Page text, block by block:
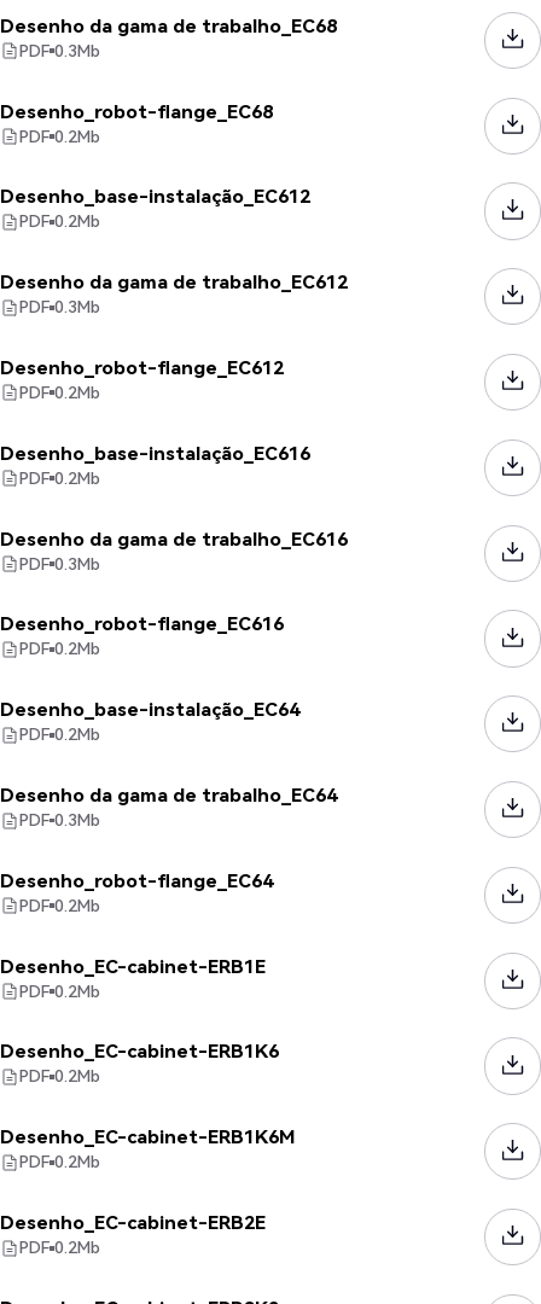
Desenho da gama de trabalho_EC68
PDF 0.3Mb
Desenho_robot-flange_EC68
PDF 0.2Mb
Desenho_base-instalação_EC612
PDF 0.2Mb
Desenho da gama de trabalho_EC612
PDF 0.3Mb
Desenho_robot-flange_EC612
PDF 0.2Mb
Desenho_base-instalação_EC616
PDF 0.2Mb
Desenho da gama de trabalho_EC616
PDF 0.3Mb
Desenho_robot-flange_EC616
PDF 0.2Mb
Desenho_base-instalação_EC64
PDF 0.2Mb
Desenho da gama de trabalho_EC64
PDF 0.3Mb
Desenho_robot-flange_EC64
PDF 0.2Mb
Desenho_EC-cabinet-ERB1E
PDF 0.2Mb
Desenho_EC-cabinet-ERB1K6
PDF 0.2Mb
Desenho_EC-cabinet-ERB1K6M
PDF 0.2Mb
Desenho_EC-cabinet-ERB2E
PDF 0.2Mb